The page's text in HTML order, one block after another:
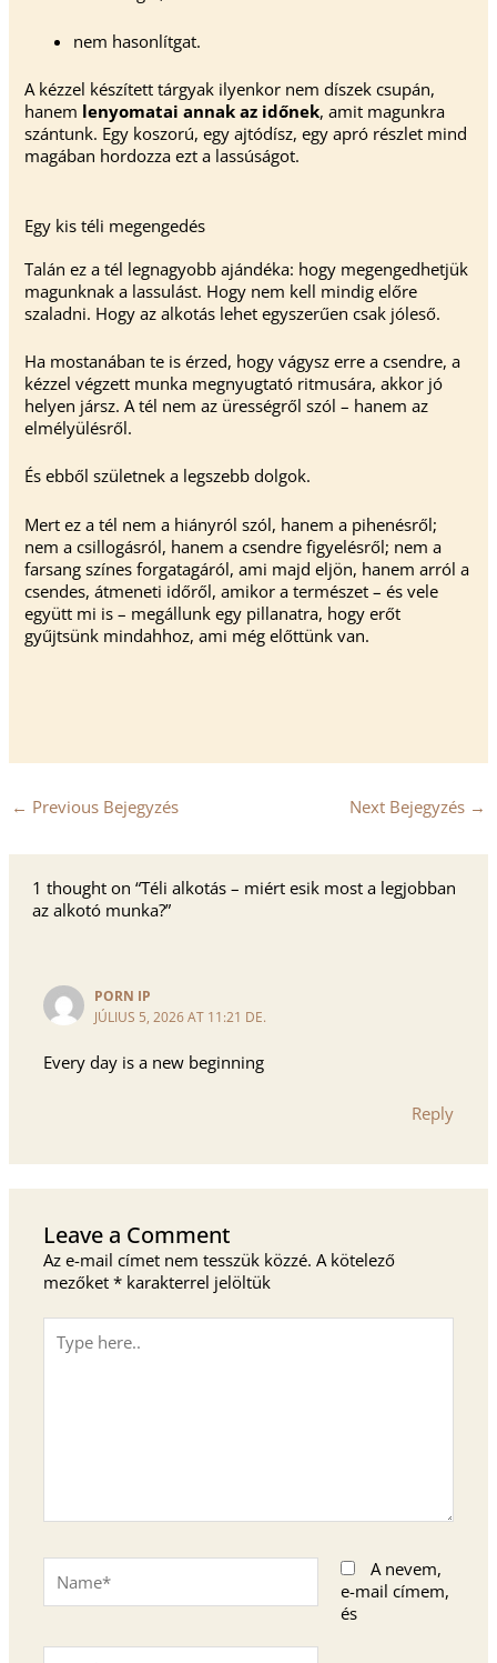
nem hasonlítgat.
A kézzel készített tárgyak ilyenkor nem díszek csupán,
hanem lenyomatai annak az időnek, amit magunkra
szántunk. Egy koszorú, egy ajtódísz, egy apró részlet mind
magában hordozza ezt a lassúságot.
Egy kis téli megengedés
Talán ez a tél legnagyobb ajándéka: hogy megengedhetjük
magunknak a lassulást. Hogy nem kell mindig előre
szaladni. Hogy az alkotás lehet egyszerűen csak jóleső.
Ha mostanában te is érzed, hogy vágysz erre a csendre, a
kézzel végzett munka megnyugtató ritmusára, akkor jó
helyen jársz. A tél nem az ürességről szól – hanem az
elmélyülésről.
És ebből születnek a legszebb dolgok.
Mert ez a tél nem a hiányról szól, hanem a pihenésről;
nem a csillogásról, hanem a csendre figyelésről; nem a
farsang színes forgatagáról, ami majd eljön, hanem arról a
csendes, átmeneti időről, amikor a természet – és vele
együtt mi is – megállunk egy pillanatra, hogy erőt
gyűjtsünk mindahhoz, ami még előttünk van.
← Previous Bejegyzés Next Bejegyzés →
1 thought on “Téli alkotás – miért esik most a legjobban
az alkotó munka?”
PORN IP
JÚLIUS 5, 2026 AT 11:21 DE.
Every day is a new beginning
Reply
Leave a Comment
Az e-mail címet nem tesszük közzé. A kötelező
mezőket* karakterrel jelöltük
here..
A nevem,
e-mail címem,
és